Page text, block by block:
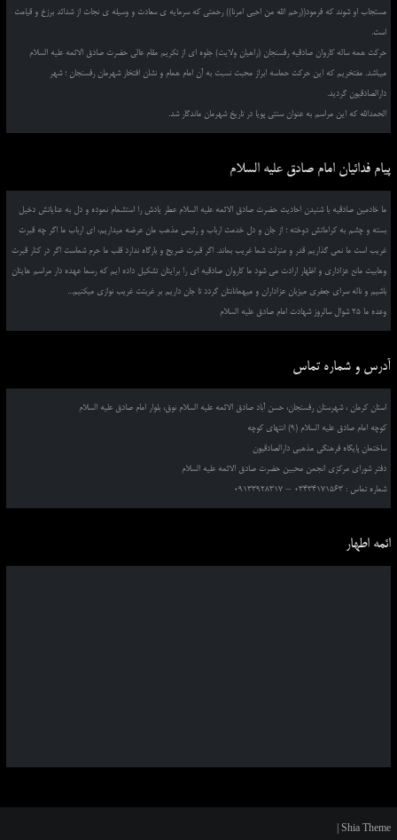
مستجاب او شوند که فرمود((رحم الله من احیی امرنا)) رحمتی که سرمایه ی سعادت و وسیله ی نجات از شدائد برزخ و قیامت
است.
حرکت همه ساله کاروان صادقیه رفسنجان (راهیان ولایت) جلوه ای از تکریم مقام عالی حضرت صادق الائمه علیه السلام
میباشد. مفتخریم که این حرکت حماسه ابراز محبت نسبت به آن امام همام و نشان افتخار شهرمان رفسنجان ؛ شهر
دارالصادقیون گردید.
الحمدالله که این مراسم به عنوان سنتی پویا در تاریخ شهرمان ماندگار شد.
پیام فدائیان امام صادق علیه السلام
ما خادمین صادقیه با شنیدن احادیث حضرت صادق الائمه علیه السلام عطر یادش را استشمام نموده و دل به عنایاتش دخیل
بسته و چشم به کراماتش دوخته ؛ از جان و دل خدمت ارباب و رئیس مذهب مان عرضه میداریم، ای ارباب ما اگر چه قبرت
غریب است ما نمی گذاریم قدر و منزلت شما غریب بماند. اگر قبرت ضریح و بارگاه ندارد قلب ما حرم شماست اگر در کنار قبرت
وهابیت مانع عزاداری و اظهار ارادت می شود ما کاروان صادقیه ای را برایتان تشکیل داده ایم که رسما عهده دار مراسم هایتان
باشیم و ناله سرای جعفری میزبان عزاداران و میهمانانتان گردد تا جان داریم بر غربتت غریب نوازی میکنیم...
وعده ما 25 شوال سالروز شهادت امام صادق علیه السلام
آدرس و شماره تماس
استان کرمان ، شهرستان رفسنجان، حسن آباد صادق الائمه علیه السلام نوق، بلوار امام صادق علیه السلام
کوچه امام صادق علیه السلام (9) انتهای کوچه
ساختمان پایگاه فرهنگی مذهبی دارالصادقیون
دفتر شورای مرکزی انجمن محبین حضرت صادق الائمه علیه السلام
شماره تماس : 03434171563 – 09133928317
ائمه اطهار
Shia Theme
|